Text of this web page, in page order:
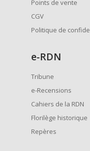
Points de vente
CGV
Politique de
e-RDN
Tribune
e-Recensions
Cahiers de la RDN
Florilège historique
Repères